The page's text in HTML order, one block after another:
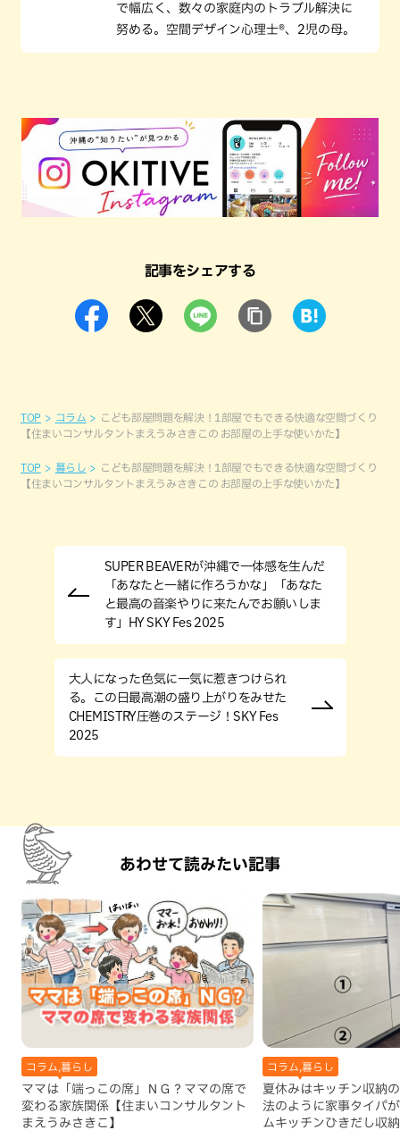
で幅広く、数々の家庭内のトラブル解決に
努める。空間デザイン心理士®、2児の母。
記事をシェアする
TOP コラム
こども部屋問題を解決！1部屋でもできる快適な空間づくり
【住まいコンサルタントまえうみさきこの お部屋の上手な使いかた】
TOP 暮らし
こども部屋問題を解決！1部屋でもできる快適な空間づくり
【住まいコンサルタントまえうみさきこの お部屋の上手な使いかた】
SUPER BEAVERが沖縄で一体感を生んだ
「あなたと一緒に作ろうかな」「あなた
と最高の音楽やりに来たんでお願いしま
す」HY SKY Fes 2025
大人になった色気に一気に惹きつけられ
る。この日最高潮の盛り上がりをみせた
CHEMISTRY圧巻のステージ！SKY Fes
2025
あわせて読みたい記事
コラム,暮らし
ママは「端っこの席」ＮＧ？ママの席で
変わる家族関係【住まいコンサルタント
まえうみさきこ】
コラム,暮らし
夏休みはキッチン収納
法のように家事タイパ
ムキッチンひきだし収